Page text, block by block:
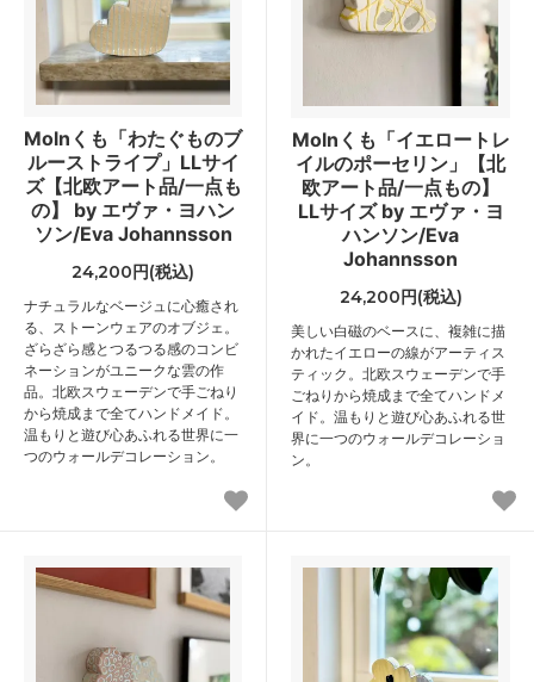
Molnくも「わたぐものブ
ルーストライプ」LLサイ
ズ【北欧アート品/一点も
の】 by エヴァ・ヨハン
ソン/Eva Johannsson
24,200円(税込)
ナチュラルなベージュに心癒され
る、ストーンウェアのオブジェ。
ざらざら感とつるつる感のコンビ
ネーションがユニークな雲の作
品。北欧スウェーデンで手ごねり
から焼成まで全てハンドメイド。
温もりと遊び心あふれる世界に一
つのウォールデコレーション。
Molnくも「イエロートレ
イルのポーセリン」【北
欧アート品/一点もの】
LLサイズ by エヴァ・ヨ
ハンソン/Eva
Johannsson
24,200円(税込)
美しい白磁のベースに、複雑に描
かれたイエローの線がアーティス
ティック。北欧スウェーデンで手
ごねりから焼成まで全てハンドメ
イド。温もりと遊び心あふれる世
界に一つのウォールデコレーショ
ン。